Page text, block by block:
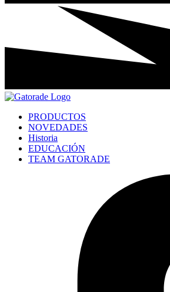
PRODUCTOS
NOVEDADES
Historia
EDUCACIÓN
TEAM GATORADE